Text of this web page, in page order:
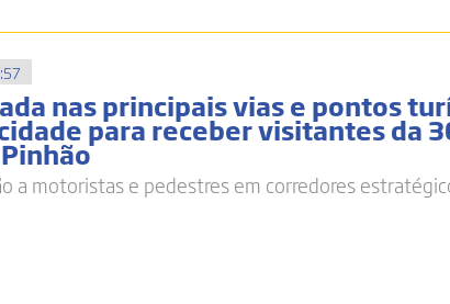
nas principais vias e pontos
para receber visitantes da
a motoristas e pedestres em corredores